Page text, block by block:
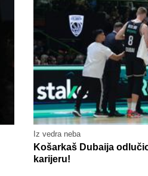
Iz vedra neba
Košarkaš Dubaija
karijeru!